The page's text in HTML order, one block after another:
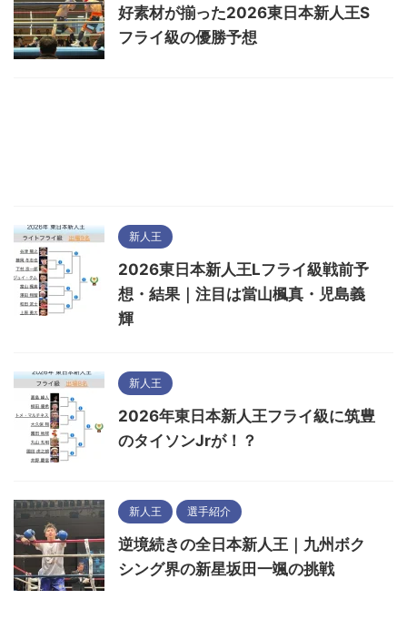
好素材が揃った2026東日本新人王S
フライ級の優勝予想
新人王
2026東日本新人王Lフライ級戦前予
想・結果｜注目は當山楓真・児島義
輝
新人王
2026年東日本新人王フライ級に筑豊
のタイソンJrが！？
新人王 選手紹介
逆境続きの全日本新人王｜九州ボク
シング界の新星坂田一颯の挑戦